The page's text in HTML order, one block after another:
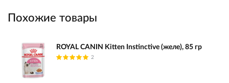
Похожие товары
ROYAL CANIN Kitten Instinctive (желе), 85 гр
2